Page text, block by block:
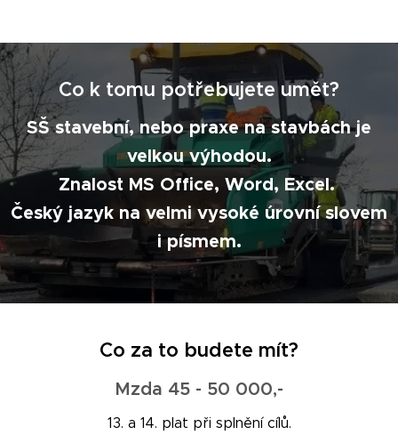
Co k tomu potřebujete umět?
SŠ stavební, nebo praxe na stavbách je
velkou výhodou.
Znalost MS Office, Word, Excel.
Český jazyk na velmi vysoké úrovní slovem
i písmem.
Co za to budete mít?
Mzda 45 - 50 000,-
13. a 14. plat při splnění cílů.